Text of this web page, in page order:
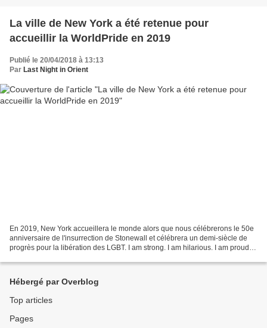
La ville de New York a été retenue pour
accueillir la WorldPride en 2019
Publié le 20/04/2018 à 13:13
Par Last Night in Orient
En 2019, New York accueillera le monde alors que nous célébrerons le 50e
anniversaire de l'insurrection de Stonewall et célébrera un demi-siècle de
progrès pour la libération des LGBT. I am strong. I am hilarious. I am proud. I
Hébergé par Overblog
Top articles
Pages